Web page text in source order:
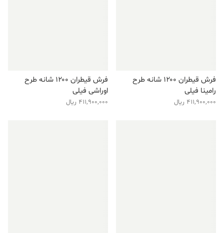
فرش قیطران ۱۲۰۰ شانه طرح
رامینا فیلی
411,900,000 ریال
فرش قیطران ۱۲۰۰ شانه طرح
اوراشی فیلی
411,900,000 ریال